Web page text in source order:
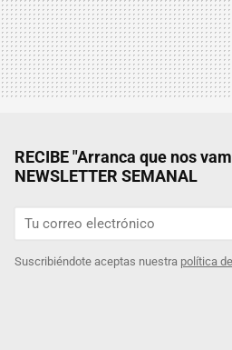
RECIBE "Arranca que nos
NEWSLETTER SEMANAL
Suscribiéndote aceptas nuestra política